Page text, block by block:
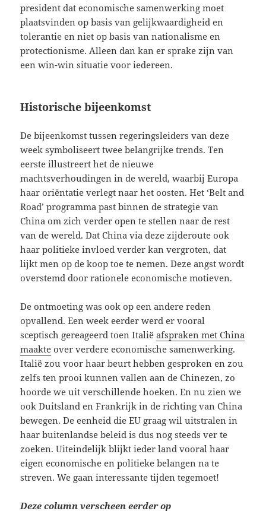
president dat economische samenwerking moet
plaatsvinden op basis van gelijkwaardigheid en
tolerantie en niet op basis van nationalisme en
protectionisme. Alleen dan kan er sprake zijn van
een win-win situatie voor iedereen.
Historische bijeenkomst
De bijeenkomst tussen regeringsleiders van deze
week symboliseert twee belangrijke trends. Ten
eerste illustreert het de nieuwe
machtsverhoudingen in de wereld, waarbij Europa
haar oriëntatie verlegt naar het oosten. Het ‘Belt and
Road’ programma past binnen de strategie van
China om zich verder open te stellen naar de rest
van de wereld. Dat China via deze zijderoute ook
haar politieke invloed verder kan vergroten, dat
lijkt men op de koop toe te nemen. Deze angst wordt
overstemd door rationele economische motieven.
De ontmoeting was ook op een andere reden
opvallend. Een week eerder werd er vooral
sceptisch gereageerd toen Italiëafspraken met China
maakte over verdere economische samenwerking.
Italië zou voor haar beurt hebben gesproken en zou
zelfs ten prooi kunnen vallen aan de Chinezen, zo
hoorde we uit verschillende hoeken. En nu zien we
ook Duitsland en Frankrijk in de richting van China
bewegen. De eenheid die EU graag wil uitstralen in
haar buitenlandse beleid is dus nog steeds ver te
zoeken. Uiteindelijk blijkt ieder land vooral haar
eigen economische en politieke belangen na te
streven. We gaan interessante tijden tegemoet!
Deze column verscheen eerder op